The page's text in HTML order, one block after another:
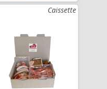
Caissette